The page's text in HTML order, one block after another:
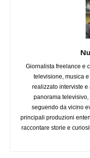
Giornalista freelance e
televisione, musica
realizzato interviste
panorama
seguendo da vicino
principali produzioni
raccontare storie e